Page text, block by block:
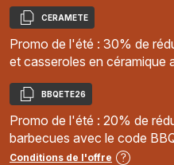
Copier
CERAMETE
Promo de l'été : 30% de
et casseroles en céramique
Copier
BBQETE26
Promo de l'été : 20% de
barbecues avec le code
Conditions de l'offre